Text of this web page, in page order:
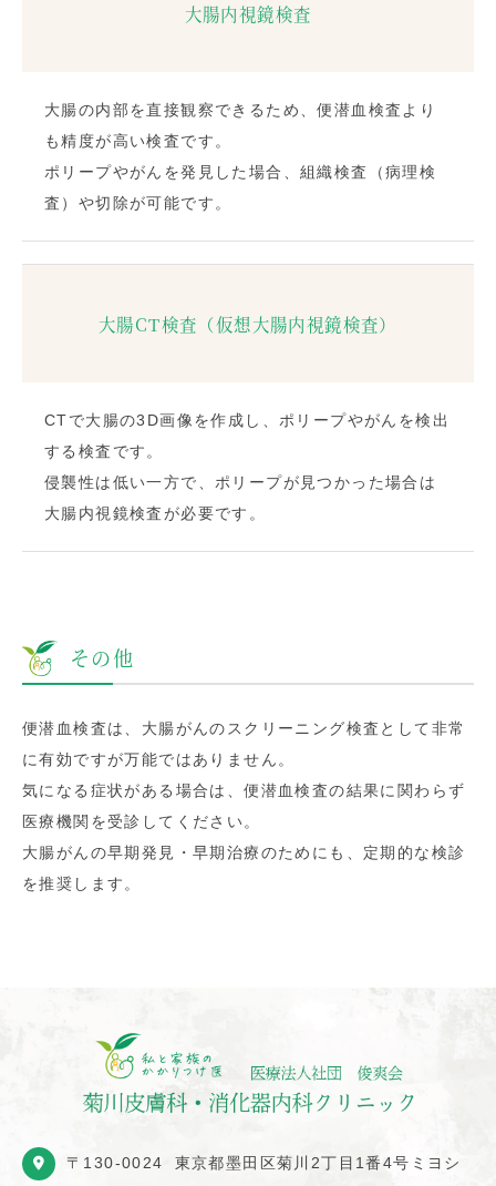
大腸内視鏡検査
大腸の内部を直接観察できるため、便潜血検査より
も精度が高い検査です。
ポリープやがんを発見した場合、組織検査（病理検
査）や切除が可能です。
大腸CT検査（仮想大腸内視鏡検査）
CTで大腸の3D画像を作成し、ポリープやがんを検出
する検査です。
侵襲性は低い一方で、ポリープが見つかった場合は
大腸内視鏡検査が必要です。
その他
便潜血検査は、大腸がんのスクリーニング検査として非常
に有効ですが万能ではありません。
気になる症状がある場合は、便潜血検査の結果に関わらず
医療機関を受診してください。
大腸がんの早期発見・早期治療のためにも、定期的な検診
を推奨します。
〒130-0024
東京都墨田区菊川2丁目1番4号ミヨシ